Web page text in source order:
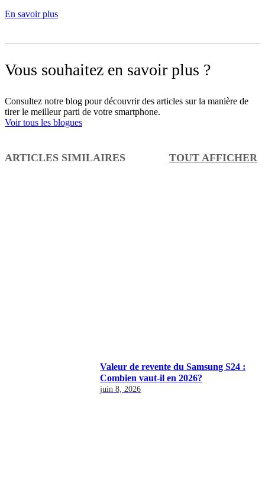
En savoir plus
Vous souhaitez en savoir plus ?
Consultez notre blog pour découvrir des articles sur la manière de
tirer le meilleur parti de votre smartphone.
Voir tous les blogues
ARTICLES SIMILAIRES TOUT AFFICHER
Valeur de revente du Samsung S24 :
Combien vaut-il en 2026?
juin 8, 2026